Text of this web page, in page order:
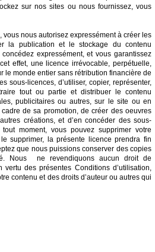
sur nos sites ou nous fournissez, vous
vous nous autorisez expressément à créer les
la publication et le stockage du contenu
expressément, et vous garantissez
effet, une licence irrévocable, perpétuelle,
le monde entier sans rétribution financière de
sous-licences, d’utiliser, copier, représenter,
tout ou partie et distribuer le contenu
publicitaires ou autres, sur le site ou en
de sa promotion, de créer des oeuvres
créations, et d’en concéder des sous-
moment, vous pouvez supprimer votre
supprimer, la présente licence prendra fin
que nous puissions conserver des copies
Nous ne revendiquons aucun droit de
des présentes Conditions d’utilisation,
contenu et des droits d’auteur ou autres qui